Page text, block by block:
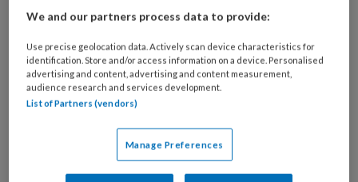
slechts 15 procent van de vrouwen onder de
gevaccineerd is tegen HPV. In de algemene
populatie ligt dit percentage op ten minste 55
procent. Dit betekent dat 85 procent van de
We and our partners process data to provide:
Use precise geolocation data. Actively scan device characteristics for
identification. Store and/or access information on a device. Personalised
advertising and content, advertising and content measurement,
audience research and services development.
List of Partners (vendors)
Manage Preferences